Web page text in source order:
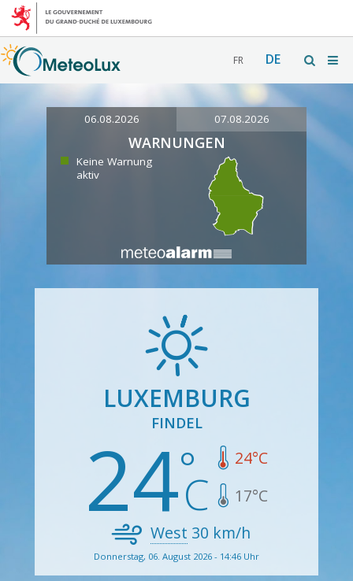
FR DE
06.08.2026 07.08.2026
WARNUNGEN
Keine Warnung
aktiv
LUXEMBURG
FINDEL
24 24°C
17°C
West 30 km/h
Donnerstag, 06. August 2026 - 14:46 Uhr